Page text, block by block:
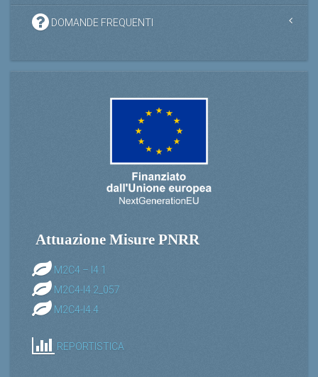
DOMANDE FREQUENTI
Attuazione Misure PNRR
M2C4 – I4.1
M2C4-I4.2_057
M2C4-I4.4
REPORTISTICA